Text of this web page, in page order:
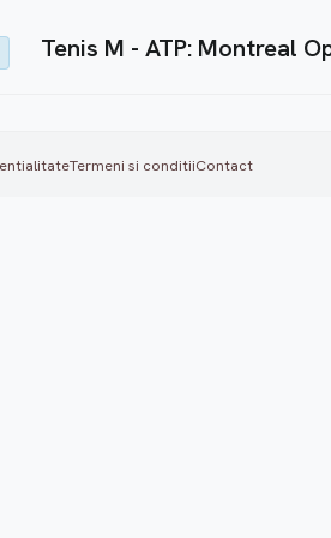
Tenis M - ATP: Montreal
Termeni si conditiiContact